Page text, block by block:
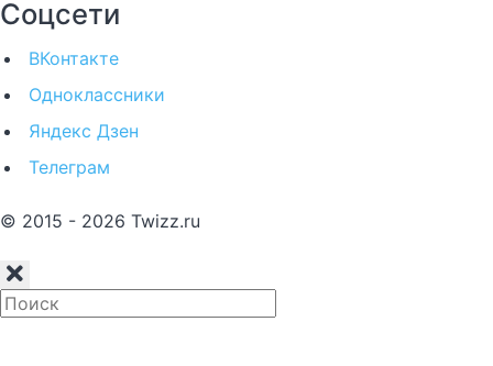
Соцсети
ВКонтакте
Одноклассники
Яндекс Дзен
Телеграм
© 2015 - 2026 Twizz.ru